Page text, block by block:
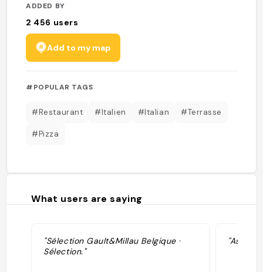
ADDED BY
2 456 users
Add to my map
#POPULAR TAGS
#Restaurant #Italien #Italian #Terrasse
#Pizza
What users are saying
"Sélection Gault&Millau Belgique ·
Sélection."
"Assez